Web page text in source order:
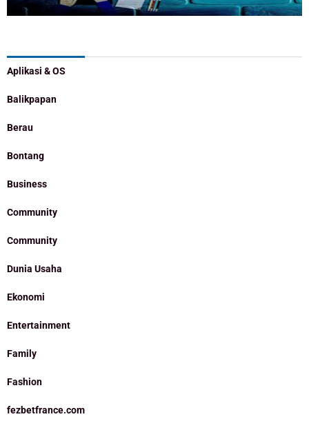
Aplikasi & OS
Balikpapan
Berau
Bontang
Business
Community
Community
Dunia Usaha
Ekonomi
Entertainment
Family
Fashion
fezbetfrance.com